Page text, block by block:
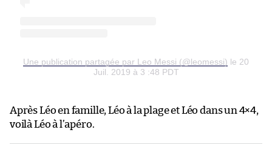
Une publication partagée par Leo Messi (@leomessi) le 20
Juil. 2019 à 3 :48 PDT
Après Léo en famille, Léo à la plage et Léo dans un 4×4,
voilà Léo à l’apéro.